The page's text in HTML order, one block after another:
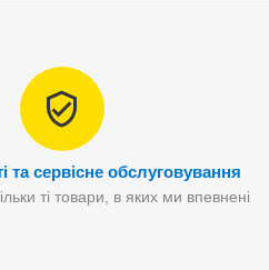
та сервісне обслуговування
ті товари, в яких ми впевнені